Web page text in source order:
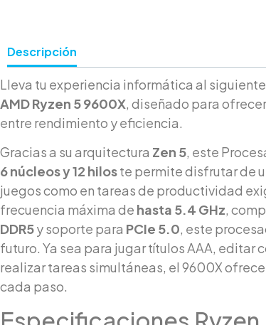
Descripción
Lleva tu experiencia informática al
AMD Ryzen 5 9600X, diseñado para
entre rendimiento y eficiencia.
Gracias a su arquitectura Zen 5, este
6 núcleos y 12 hiloste permite disfrutar de
juegos como en tareas de productividad
frecuencia máxima de hasta 5.4 GHz,
DDR5y soporte para PCIe 5.0, este
futuro. Ya sea para jugar títulos AAA, editar
realizar tareas simultáneas, el 9600X
cada paso.